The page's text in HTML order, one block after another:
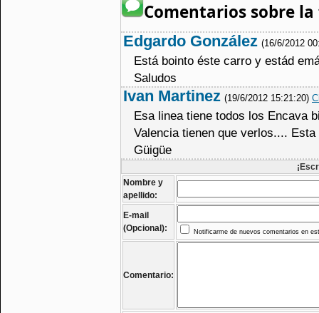
Comentarios sobre
Edgardo González (16/6/2012
Está bointo éste carro y estád
Saludos
Ivan Martinez (19/6/2012 15:21:20)
Esa linea tiene todos los Encava
Valencia tienen que verlos....
Güigüe
Nombre y
apellido:
E-mail
(Opcional):
Notificarme de nuevos comentarios en
Comentario: